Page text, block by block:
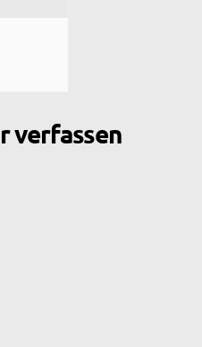
verfassen